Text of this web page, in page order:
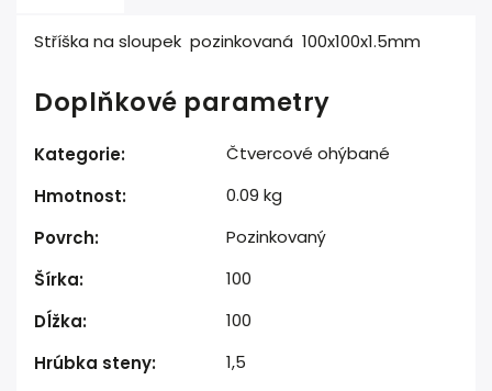
Stříška na sloupek pozinkovaná 100x100x1.5mm
Doplňkové parametry
Kategorie:
Čtvercové ohýbané
Hmotnost:
0.09 kg
Povrch:
Pozinkovaný
Šírka:
100
Dĺžka:
100
Hrúbka steny:
1,5